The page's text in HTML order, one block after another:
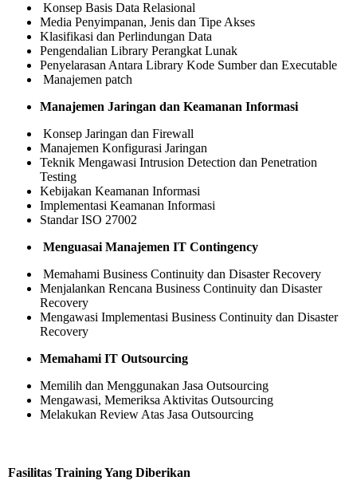
Konsep Basis Data Relasional
Media Penyimpanan, Jenis dan Tipe Akses
Klasifikasi dan Perlindungan Data
Pengendalian Library Perangkat Lunak
Penyelarasan Antara Library Kode Sumber dan Executable
Manajemen patch
Manajemen Jaringan dan Keamanan Informasi
Konsep Jaringan dan Firewall
Manajemen Konfigurasi Jaringan
Teknik Mengawasi Intrusion Detection dan Penetration
Testing
Kebijakan Keamanan Informasi
Implementasi Keamanan Informasi
Standar ISO 27002
Menguasai Manajemen IT Contingency
Memahami Business Continuity dan Disaster Recovery
Menjalankan Rencana Business Continuity dan Disaster
Recovery
Mengawasi Implementasi Business Continuity dan Disaster
Recovery
Memahami IT Outsourcing
Memilih dan Menggunakan Jasa Outsourcing
Mengawasi, Memeriksa Aktivitas Outsourcing
Melakukan Review Atas Jasa Outsourcing
Fasilitas Training Yang Diberikan